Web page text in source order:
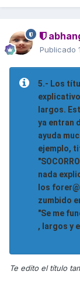
Publicado
5.- Los
largos.
ya entran
ayuda
ejemplo,
nada
los
zumbido
"Se me
, largos y
Te edito el título